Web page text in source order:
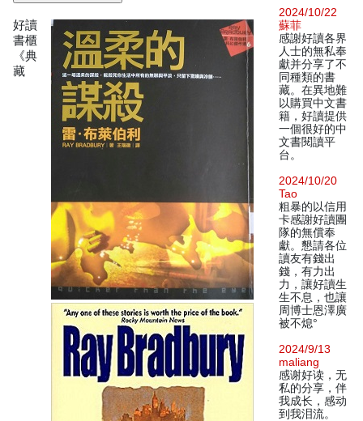
好讀
書櫃
《典
藏
2024/10/22
蘇菲
感謝好讀各界
人士的無私奉
獻并分享了不
同種類的書
藏。在異地難
以購買中文書
籍，好讀提供
一個很好的中
文書閱讀平
台。
2024/10/20
Tao
粗暴的以信用
卡感謝好讀團
隊的無償奉
獻。懇請各位
讀友有錢出
錢，有力出
力，讓好讀生
生不息，也讓
周博士恩澤廣
被不熄°
2024/9/13
maliang
感谢好读，无
私的分享，伴
我成长，感动
到我泪流。